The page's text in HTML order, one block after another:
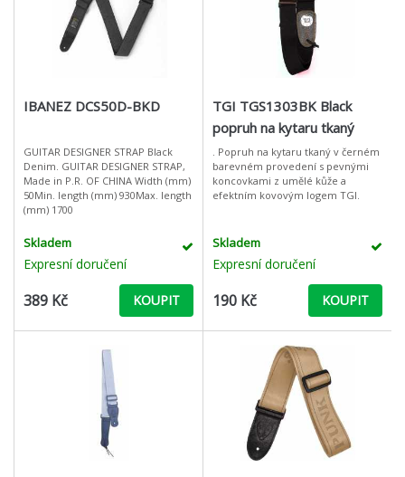
IBANEZ DCS50D-BKD
GUITAR DESIGNER STRAP Black
Denim. GUITAR DESIGNER STRAP,
Made in P.R. OF CHINA Width (mm)
50Min. length (mm) 930Max. length
(mm) 1700
Skladem
Expresní doručení
389 Kč KOUPIT
TGI TGS1303BK Black
popruh na kytaru tkaný
. Popruh na kytaru tkaný v černém
barevném provedení s pevnými
koncovkami z umělé kůže a
efektním kovovým logem TGI.
Skladem
Expresní doručení
190 Kč KOUPIT